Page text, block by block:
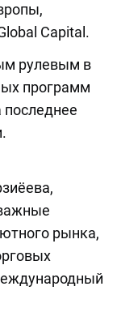
Capital.
рулевым в
программ
последнее
рынка,